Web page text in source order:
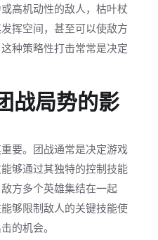
高机动性的敌人，枯叶杖
挥空间，甚至可以使敌方
种策略性打击常常是决定
战局势的影
要。团战通常是决定游戏
够通过其独特的控制技能
方多个英雄集结在一起
够限制敌人的关键技能使
的机会。